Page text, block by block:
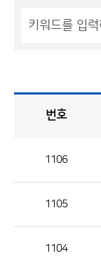
론
번호
1106
1105
1104